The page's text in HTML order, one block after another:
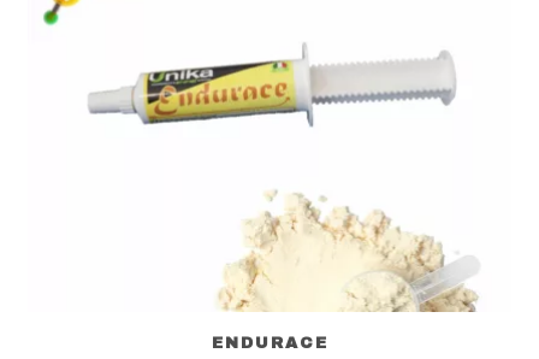
ENDURACE